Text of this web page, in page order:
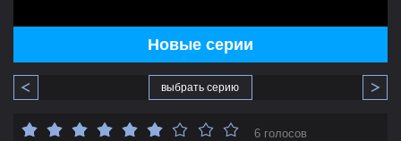
Новые серии
выбрать серию
6 голосов